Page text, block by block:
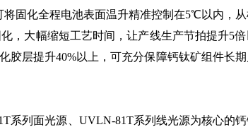
固化全程电池表面温升精准控制在5℃以内，
，大幅缩短工艺时间，让产线生产节拍提升5
层提升40%以上，可充分保障钙钛矿组件长
列面光源、UVLN-81T系列线光源为核心的